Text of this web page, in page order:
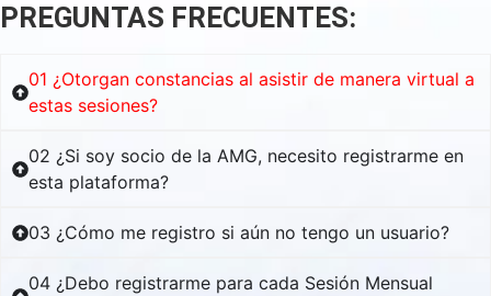
PREGUNTAS FRECUENTES:
01 ¿Otorgan constancias al asistir de manera virtual a
estas sesiones?
02 ¿Si soy socio de la AMG, necesito registrarme en
esta plataforma?
03 ¿Cómo me registro si aún no tengo un usuario?
04 ¿Debo registrarme para cada Sesión Mensual